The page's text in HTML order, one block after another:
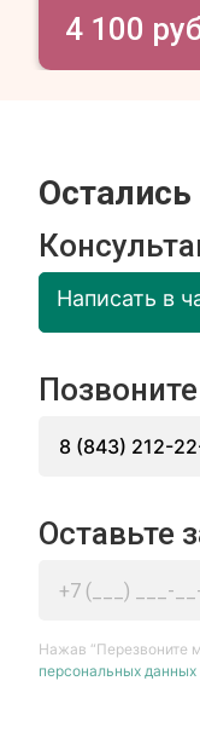
4 100
Написать в
8 (843) 212-
Оставьте
Нажав “Перезвоните
персональных данных